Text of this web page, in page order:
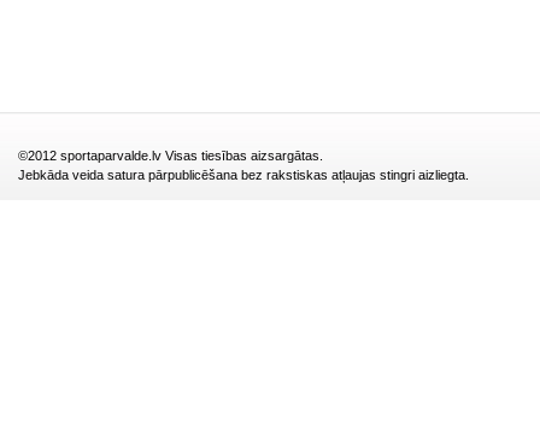
©2012 sportaparvalde.lv Visas tiesības aizsargātas.
Jebkāda veida satura pārpublicēšana bez rakstiskas atļaujas stingri aizliegta.